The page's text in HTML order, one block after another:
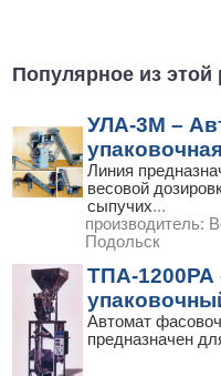
Популярное из этой
УЛА-3М –
Линия
весовой
сыпучих...
производитель:
Подольск
ТПА-1200РА
Автомат
предназначен